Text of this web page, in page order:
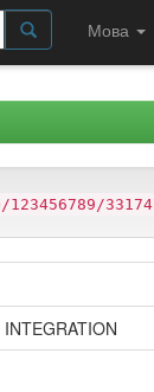
Мова
33174